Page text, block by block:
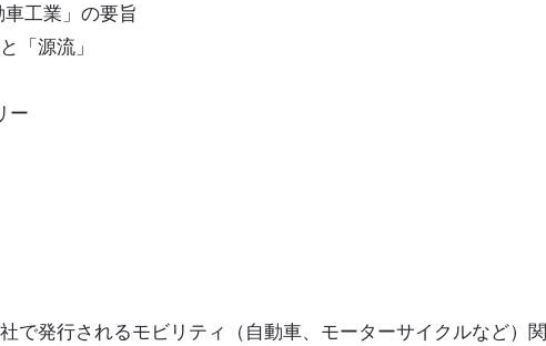
工業」の要旨
「源流」
ー
社で発行されるモビリティ（自動車、モーターサイクルなど）関